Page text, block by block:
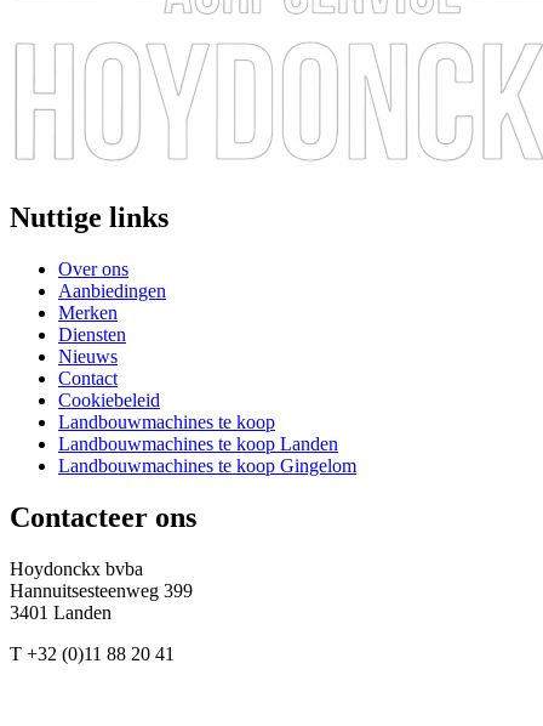
Nuttige links
Over ons
Aanbiedingen
Merken
Diensten
Nieuws
Contact
Cookiebeleid
Landbouwmachines te koop
Landbouwmachines te koop Landen
Landbouwmachines te koop Gingelom
Contacteer ons
Hoydonckx bvba
Hannuitsesteenweg 399
3401 Landen
T +32 (0)11 88 20 41